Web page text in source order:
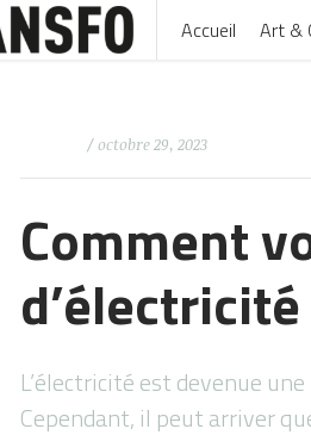
Accueil Art &
/ octobre 29, 2023
Comment
L’électricité est devenue
Cependant, il peut arriver